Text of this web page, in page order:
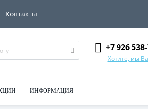
Контакты
+7 926
Хотите, мы
ИНФОРМАЦИЯ